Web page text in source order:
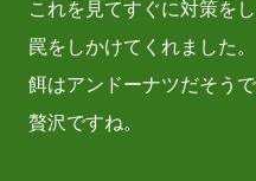
これを見てすぐに対策を
罠をしかけてくれました。
餌はアンドーナツだそう
贅沢ですね。